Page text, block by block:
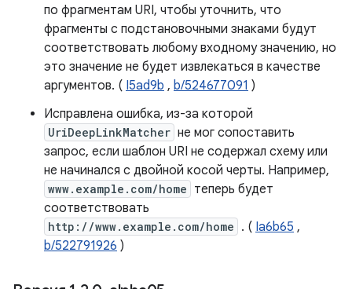
по фрагментам URI, чтобы уточнить, что
фрагменты с подстановочными знаками будут
соответствовать любому входному значению, но
это значение не будет извлекаться в качестве
аргументов. ( I5ad9b , b/524677091 )
Исправлена ​​ошибка, из-за которой
UriDeepLinkMatcher не мог сопоставить
запрос, если шаблон URI не содержал схему или
не начинался с двойной косой черты. Например,
www.example.com/home теперь будет
соответствовать
http://www.example.com/home . ( Ia6b65 ,
b/522791926 )